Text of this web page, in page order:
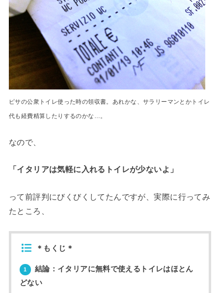
ピサの公衆トイレ使った時の領収書。あれかな、サラリーマンとかトイレ
代も経費精算したりするのかな…。
なので、
「イタリアは気軽に入れるトイレが少ないよ」
って前評判にびくびくしてたんですが、実際に行ってみ
たところ、
＊もくじ＊
1
結論：イタリアに無料で使えるトイレはほとん
どない